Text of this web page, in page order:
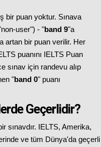
bir puan yoktur. Sınava
user") - "band 9"a
artan bir puan verilir. Her
puanını IELTS Puan
sınav için randevu alıp
"band 0" puanı
Geçerlidir?
sınavdır. IELTS, Amerika,
ve tüm Dünya'da geçerli